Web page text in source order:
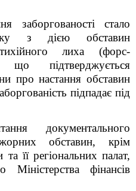
стало
з дією обставин
лиха (форс-
підтверджується
про настання обставин
підпадає під
документального
обставин, крім
її регіональних палат,
Міністерства фінансів